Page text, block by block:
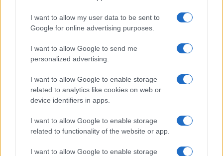
I want to allow my user data to be sent to
Google for online advertising purposes.
I want to allow Google to send me
personalized advertising.
I want to allow Google to enable storage
related to analytics like cookies on web or
device identifiers in apps.
I want to allow Google to enable storage
related to functionality of the website or app.
I want to allow Google to enable storage
Ripensare le tecnologie umanitarie oltre i criteri dei
donatori